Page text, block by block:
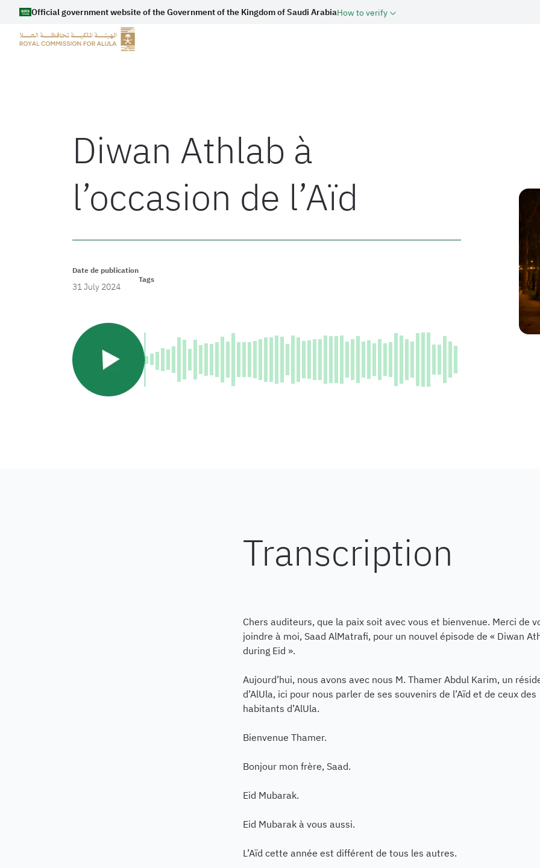
Official government website of the Government of the Kingdom of Saudi ArabiaHow to verify
Diwan Athlab à
l’occasion de l’Aïd
Date de publication
31 July 2024
Tags
Transcription
Chers auditeurs, que la paix soit avec vous et bienvenue. Merci de
joindre à moi, Saad AlMatrafi, pour un nouvel épisode de « Diwan
during Eid ».
Aujourd’hui, nous avons avec nous M. Thamer Abdul Karim, un
d’AlUla, ici pour nous parler de ses souvenirs de l’Aïd et de ceux des
habitants d’AlUla.
Bienvenue Thamer.
Bonjour mon frère, Saad.
Eid Mubarak.
Eid Mubarak à vous aussi.
L’Aïd cette année est différent de tous les autres.